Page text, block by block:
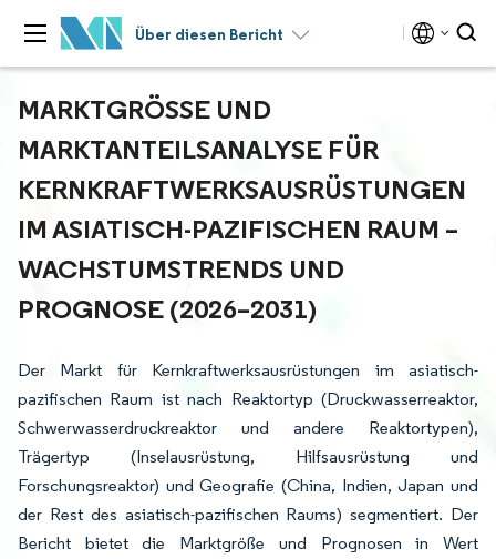
Über diesen Bericht
MARKTGRÖSSE UND M
ARKTANTEILSANALYSE FÜR K
ERNKRAFTWERKSAUSRÜSTUNGEN I
M ASIATISCH-PAZIFISCHEN RAUM – W
ACHSTUMSTRENDS UND P
ROGNOSE (2026–2031)
Der Markt für Kernkraftwerksausrüstungen im asiatisch-
pazifischen Raum ist nach Reaktortyp (Druckwasserreaktor,
Schwerwasserdruckreaktor und andere Reaktortypen),
Trägertyp (Inselausrüstung, Hilfsausrüstung und
Forschungsreaktor) und Geografie (China, Indien, Japan und
der Rest des asiatisch-pazifischen Raums) segmentiert. Der
Bericht bietet die Marktgröße und Prognosen in Wert